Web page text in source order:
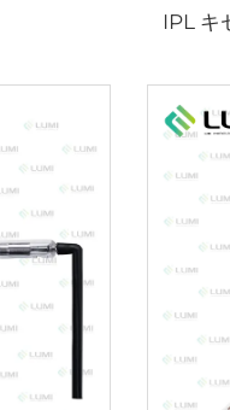
IPL キ